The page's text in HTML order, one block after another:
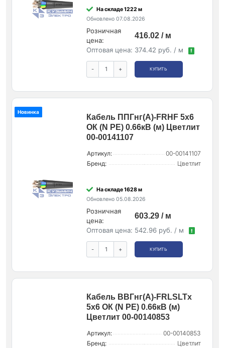
На складе 1222 м
Обновлено 07.08.2026
Розничная
цена:
416.02 / м
Оптовая цена: 374.42 руб. / м !
- + КУПИТЬ
Новинка
Кабель ППГнг(А)-FRHF 5х6
ОК (N PE) 0.66кВ (м) Цветлит
00-00141107
Артикул:
00-00141107
Бренд:
Цветлит
На складе 1628 м
Обновлено 05.08.2026
Розничная
цена:
603.29 / м
Оптовая цена: 542.96 руб. / м !
- + КУПИТЬ
Кабель ВВГнг(А)-FRLSLTx
5х6 ОК (N PE) 0.66кВ (м)
Цветлит 00-00140853
Артикул:
00-00140853
Бренд:
Цветлит